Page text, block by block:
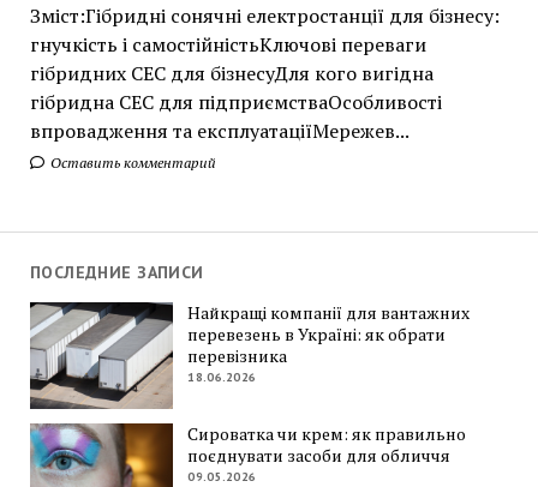
Зміст:Гібридні сонячні електростанції для бізнесу:
гнучкість і самостійністьКлючові переваги
гібридних СЕС для бізнесуДля кого вигідна
гібридна СЕС для підприємстваОсобливості
впровадження та експлуатаціїМережев...
Оставить комментарий
ПОСЛЕДНИЕ ЗАПИСИ
Найкращі компанії для вантажних
перевезень в Україні: як обрати
перевізника
18.06.2026
Сироватка чи крем: як правильно
поєднувати засоби для обличчя
09.05.2026